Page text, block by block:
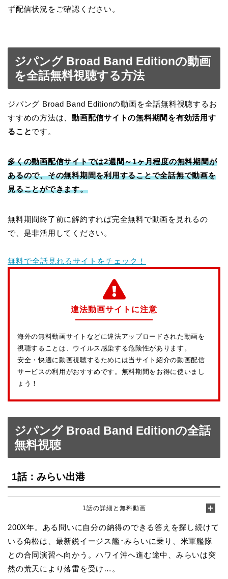
ず配信状況をご確認ください。
ジパング Broad Band Editionの動画
を全話無料視聴する方法
ジパング Broad Band Editionの動画を全話無料視聴するお
すすめの方法は、動画配信サイトの無料期間を有効活用す
ることです。
多くの動画配信サイトでは2週間～1ヶ月程度の無料期間が
あるので、その無料期間を利用することで全話無で動画を
見ることができます。
無料期間終了前に解約すれば完全無料で動画を見れるの
で、是非活用してください。
無料で全話見れるサイトをチェック！
違法動画サイトに注意
海外の無料動画サイトなどに違法アップロードされた動画を
視聴することは、ウイルス感染する危険性があります。
安全・快適に動画視聴するためには当サイト紹介の動画配信
サービスの利用がおすすめです。無料期間をお得に使いまし
ょう！
ジパング Broad Band Editionの全話
無料視聴
1話：みらい出港
1話の詳細と無料動画
200X年。ある問いに自分の納得のできる答えを探し続けて
いる角松は、最新鋭イージス艦･みらいに乗り、米軍艦隊
との合同演習へ向かう。ハワイ沖へ進む途中、みらいは突
然の荒天により落雷を受け…。